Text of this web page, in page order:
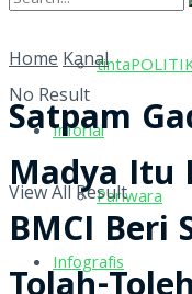
Inforial
Pariwara
Infografis
No Result
View All Result
Home Kanal
Satpam
Madya Itu
BMCI Beri